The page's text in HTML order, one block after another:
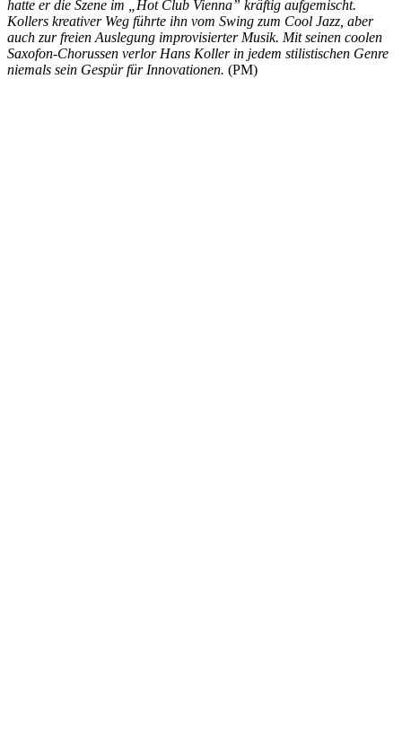
hatte er die Szene im „Hot Club Vienna” kräftig aufgemischt.
Kollers kreativer Weg führte ihn vom Swing zum Cool Jazz, aber
auch zur freien Auslegung improvisierter Musik. Mit seinen coolen
Saxofon-Chorussen verlor Hans Koller in jedem stilistischen Genre
niemals sein Gespür für Innovationen. (PM)